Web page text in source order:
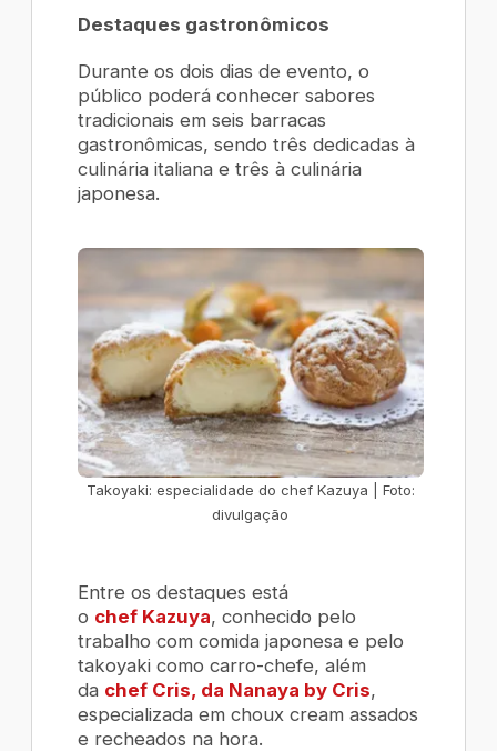
Destaques gastronômicos
Durante os dois dias de evento, o
público poderá conhecer sabores
tradicionais em seis barracas
gastronômicas, sendo três dedicadas à
culinária italiana e três à culinária
japonesa.
Takoyaki: especialidade do chef Kazuya | Foto:
divulgação
Entre os destaques está
o chef Kazuya, conhecido pelo
trabalho com comida japonesa e pelo
takoyaki como carro-chefe, além
da chef Cris, da Nanaya by Cris,
especializada emchoux cream assados
e recheados na hora.